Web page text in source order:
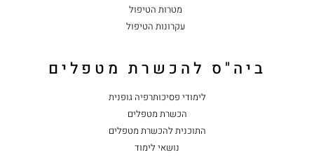
מטרות הטיפול
עקרונות הטיפול
ביה"ס להכשרת מטפלים
לימודי פסיכותרפיה גופנית
הכשרת מטפלים
התוכנית להכשרת מטפלים
נושאי לימוד